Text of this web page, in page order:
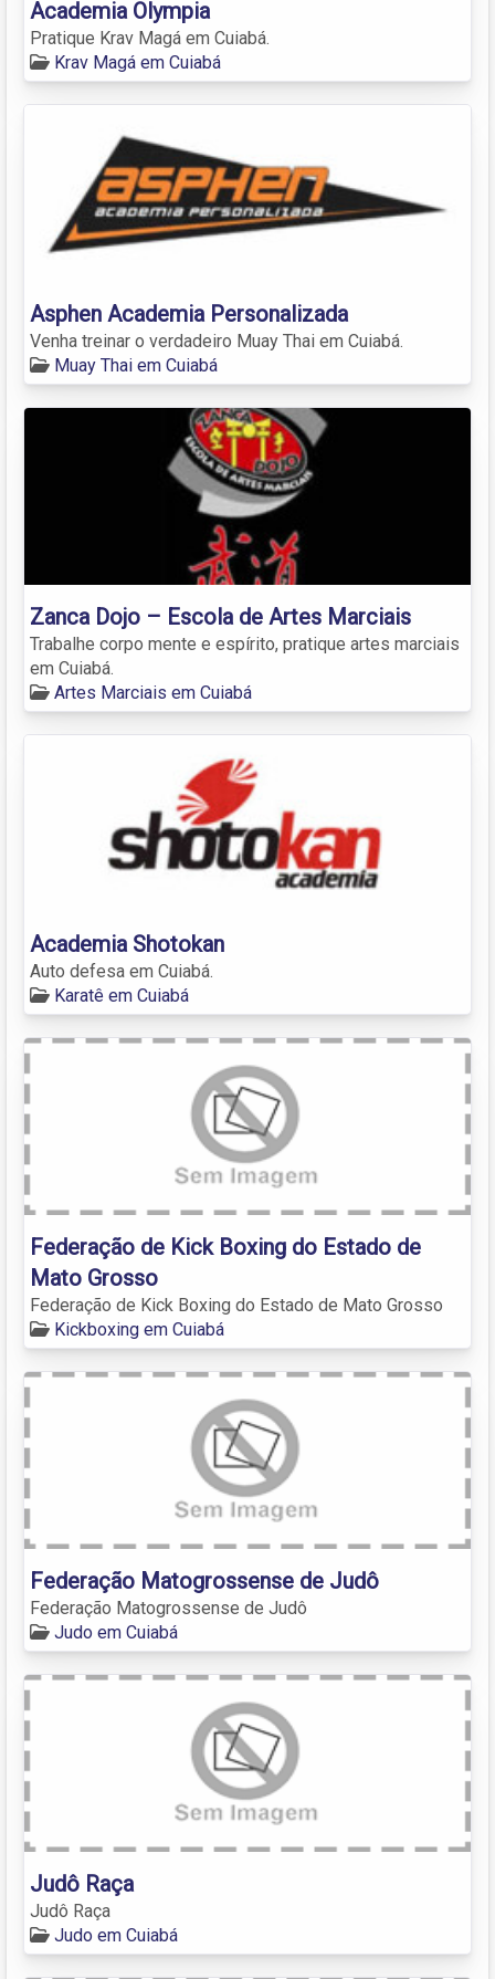
Academia Olympia
Pratique Krav Magá em Cuiabá.
Krav Magá em Cuiabá
Asphen Academia Personalizada
Venha treinar o verdadeiro Muay Thai em Cuiabá.
Muay Thai em Cuiabá
Zanca Dojo – Escola de Artes Marciais
Trabalhe corpo mente e espírito, pratique artes marciais
em Cuiabá.
Artes Marciais em Cuiabá
Academia Shotokan
Auto defesa em Cuiabá.
Karatê em Cuiabá
Federação de Kick Boxing do Estado de
Mato Grosso
Federação de Kick Boxing do Estado de Mato Grosso
Kickboxing em Cuiabá
Federação Matogrossense de Judô
Federação Matogrossense de Judô
Judo em Cuiabá
Judô Raça
Judô Raça
Judo em Cuiabá